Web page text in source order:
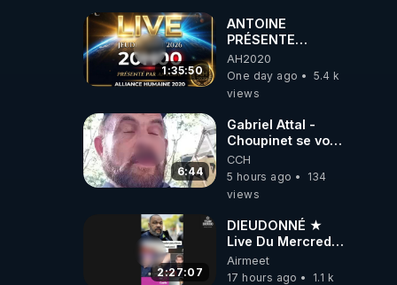
1:35:50
ANTOINE
PRÉSENTE
AH2020 LE LIVE
20H ***DU
06/08/2026***
AH2020
One day ago
5.4 k
views
6:44
Gabriel Attal -
Choupinet se voit
en haut de
l'affiche
CCH
5 hours ago
134
views
2:27:07
DIEUDONNÉ ★
Live Du Mercredi
5 Août 2026
Airmeet
17 hours ago
1.1 k